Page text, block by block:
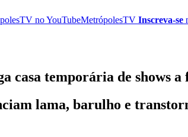
noYouTubeMetrópolesTV Inscreva-se
casa temporária de shows a
lama, barulho e